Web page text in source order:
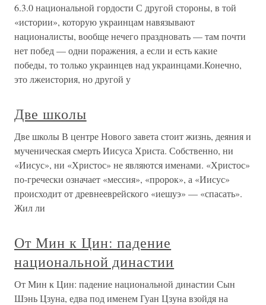
6.3.0 национальной гордости С другой стороны, в той
«истории», которую украинцам навязывают
националисты, вообще нечего праздновать — там почти
нет побед — одни поражения, а если и есть какие
победы, то только украинцев над украинцами.Конечно,
это лжеистория, но другой у
Две школы
Две школы В центре Нового завета стоит жизнь, деяния и
мученическая смерть Иисуса Христа. Собственно, ни
«Иисус», ни «Христос» не являются именами. «Христос»
по-гречески означает «мессия», «пророк», а «Иисус»
происходит от древнееврейского «иешуэ» — «спасать».
Жил ли
От Мин к Цин: падение
национальной династии
От Мин к Цин: падение национальной династии Сын
Шэнь Цзуна, едва под именем Гуан Цзуна взойдя на